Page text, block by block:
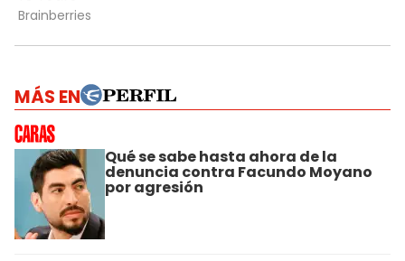
MÁS EN
Qué se sabe hasta ahora de la
denuncia contra Facundo Moyano
por agresión